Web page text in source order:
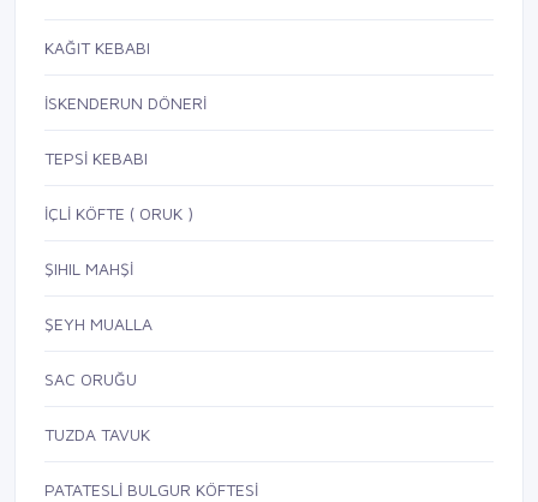
KAĞIT KEBABI
İSKENDERUN DÖNERİ
TEPSİ KEBABI
İÇLİ KÖFTE ( ORUK )
ŞIHIL MAHŞİ
ŞEYH MUALLA
SAC ORUĞU
TUZDA TAVUK
PATATESLİ BULGUR KÖFTESİ